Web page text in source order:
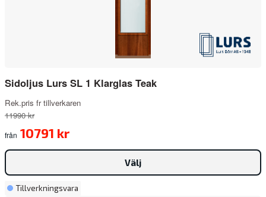
Sidoljus Lurs SL 1 Klarglas Teak
Rek.pris fr tillverkaren
11990 kr
från 10791 kr
Välj
Tillverkningsvara